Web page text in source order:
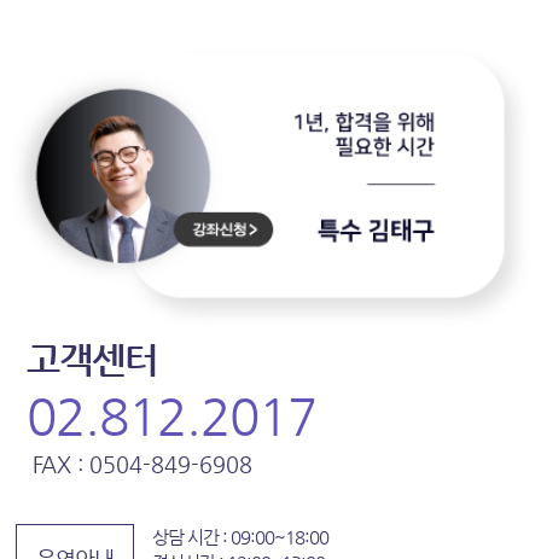
고객센터
02.812.2017
FAX : 0504-849-6908
상담 시간 : 09:00~18:00